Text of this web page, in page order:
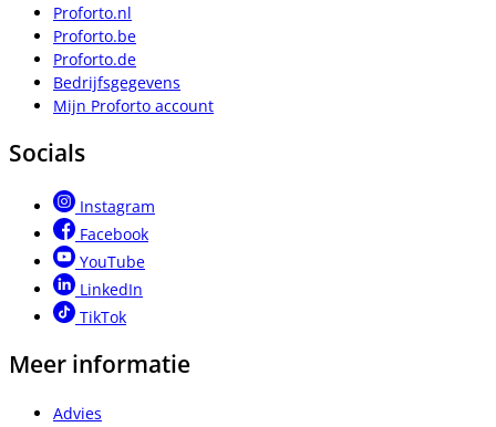
Proforto.nl
Proforto.be
Proforto.de
Bedrijfsgegevens
Mijn Proforto account
Socials
Instagram
Facebook
YouTube
LinkedIn
TikTok
Meer informatie
Advies